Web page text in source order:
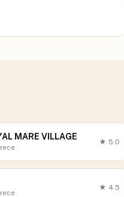
MARE VILLAGE
★ 5.0
★ 4.5